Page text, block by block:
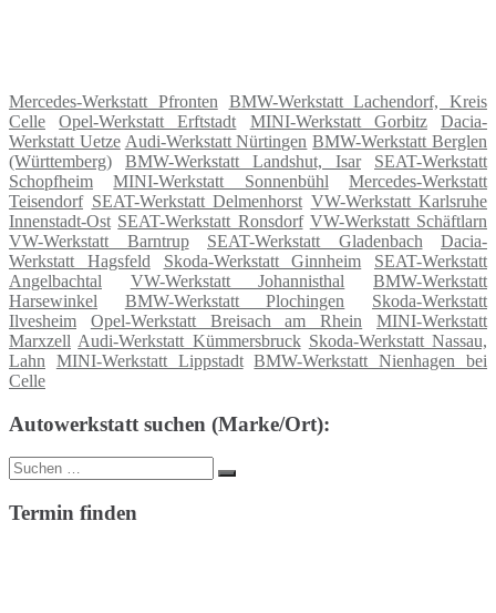
Mercedes-Werkstatt Pfronten
BMW-Werkstatt Lachendorf, Kreis
Celle
Opel-Werkstatt Erftstadt MINI-Werkstatt Gorbitz
Dacia-
Werkstatt Uetze Audi-Werkstatt Nürtingen BMW-Werkstatt Berglen
(Württemberg)
BMW-Werkstatt Landshut, Isar
SEAT-Werkstatt
Schopfheim
MINI-Werkstatt Sonnenbühl
Mercedes-Werkstatt
Teisendorf SEAT-Werkstatt Delmenhorst VW-Werkstatt Karlsruhe
Innenstadt-Ost SEAT-Werkstatt Ronsdorf VW-Werkstatt Schäftlarn
VW-Werkstatt Barntrup
SEAT-Werkstatt Gladenbach
Dacia-
Werkstatt Hagsfeld
Skoda-Werkstatt Ginnheim
SEAT-Werkstatt
Angelbachtal
VW-Werkstatt Johannisthal
BMW-Werkstatt
Harsewinkel
BMW-Werkstatt Plochingen
Skoda-Werkstatt
Ilvesheim
Opel-Werkstatt Breisach am Rhein
MINI-Werkstatt
Marxzell Audi-Werkstatt Kümmersbruck Skoda-Werkstatt Nassau,
Lahn
MINI-Werkstatt Lippstadt BMW-Werkstatt Nienhagen bei
Celle
Autowerkstatt suchen (Marke/Ort):
Suche
nach:
Suchen
Termin finden